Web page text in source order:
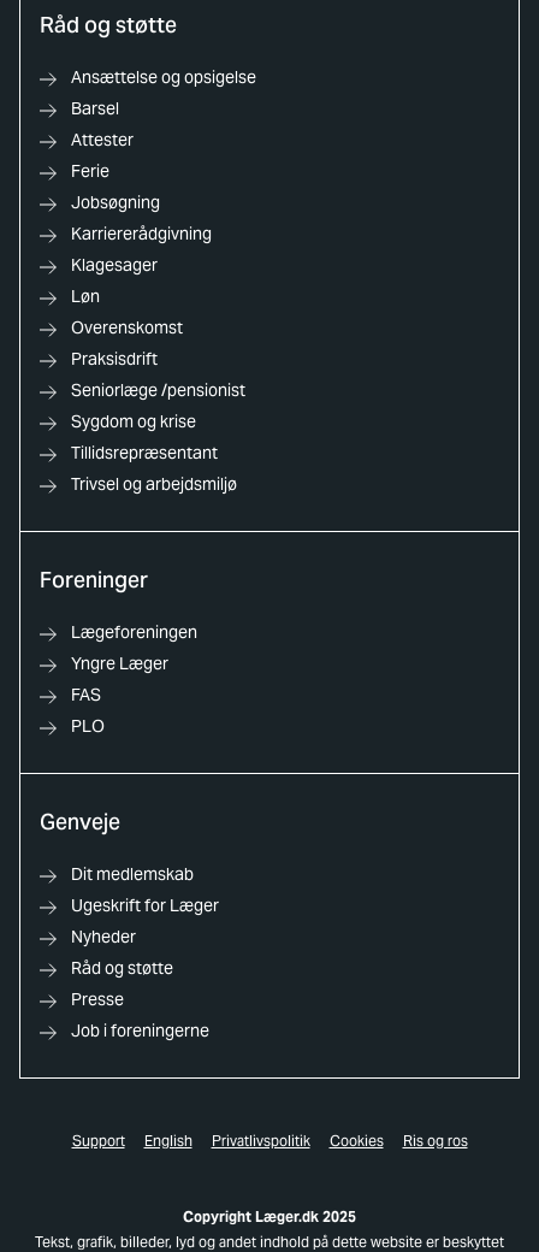
Råd og støtte
Ansættelse og opsigelse
Barsel
Attester
Ferie
Jobsøgning
Karriererådgivning
Klagesager
Løn
Overenskomst
Praksisdrift
Seniorlæge /pensionist
Sygdom og krise
Tillidsrepræsentant
Trivsel og arbejdsmiljø
Foreninger
Lægeforeningen
Yngre Læger
FAS
PLO
Genveje
Dit medlemskab
Ugeskrift for Læger
Nyheder
Råd og støtte
Presse
Job i foreningerne
Support English Privatlivspolitik Cookies Ris og ros
Copyright Læger.dk 2025
Tekst, grafik, billeder, lyd og andet indhold på dette website er beskyttet